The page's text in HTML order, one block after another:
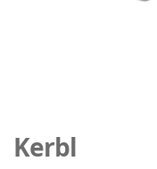
Anfang
der
Kerbl